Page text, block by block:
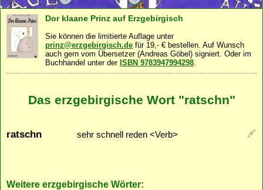
Dor klaane Prinz auf Erzgebirgisch
Sie können die limitierte Auflage unter
prinz@erzgebirgisch.de für 19,- € bestellen. Auf Wunsch
auch gern vom Übersetzer (Andreas Göbel) signiert. Oder im
Buchhandel unter der ISBN 9783947994298.
Das erzgebirgische Wort "ratschn"
ratschn sehr schnell reden <Verb>
Weitere erzgebirgische Wörter: